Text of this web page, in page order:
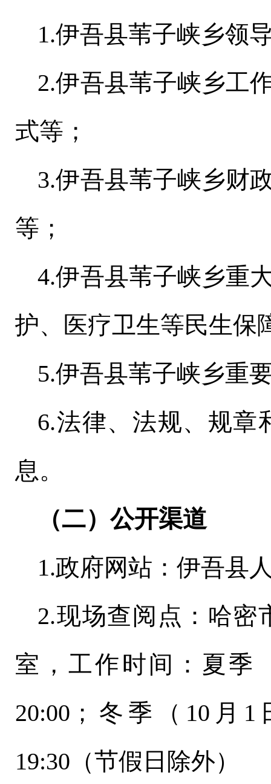
1.伊吾县苇子峡乡领
2.伊吾县苇子峡乡工
式等；
3.伊吾县苇子峡乡财
等；
4.伊吾县苇子峡乡重
护、医疗卫生等民生保
5.伊吾县苇子峡乡重
6.法律、法规、规章
息。
（二）公开渠道
1.政府网站：伊吾县
2.现场查阅点：哈密
室，工作时间：夏季
20:00；冬季（10月1
19:30（节假日除外）